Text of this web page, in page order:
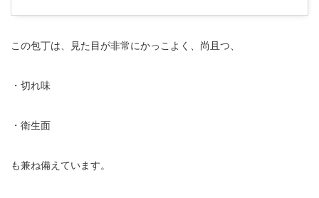
この包丁は、見た目が非常にかっこよく、尚且つ、
・切れ味
・衛生面
も兼ね備えています。